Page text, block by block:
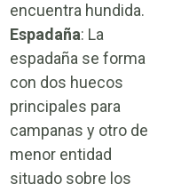
encuentra hundida.
Espadaña: La
espadaña se forma
con dos huecos
principales para
campanas y otro de
menor entidad
situado sobre los